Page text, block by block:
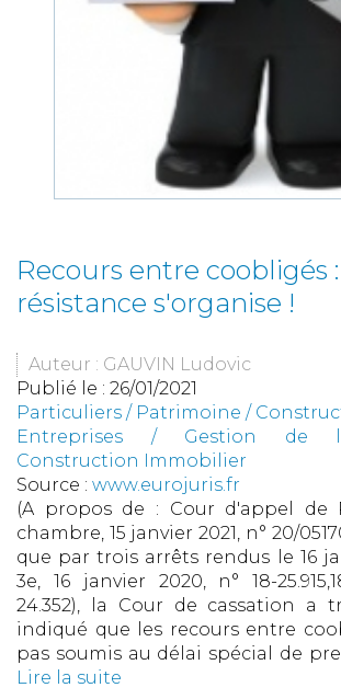
Recours entre coobligés
résistance s'organise !
Auteur : GAUVIN Ludovic
Publié le : 26/01/2021
Particuliers / Patrimoine /
Entreprises / Gestion de
Construction Immobilier
Source : www.eurojuris.fr
(A propos de : Cour d'appel de
chambre, 15 janvier 2021, n° 20/
que par trois arrêts rendus le 16
3e, 16 janvier 2020, n° 18-
24.352), la Cour de cassation a
indiqué que les recours entre
pas soumis au délai spécial de
Lire la suite